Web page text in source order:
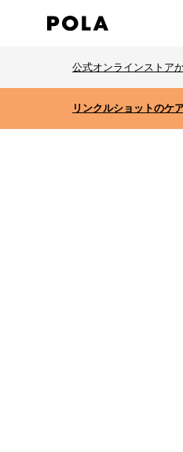
公式オンラインストア
リンクルショットのケ